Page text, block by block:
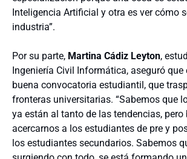
Inteligencia Artificial y otra es ver cómo
industria”.
Por su parte, Martina Cádiz Leyton,
Ingeniería Civil Informática, aseguró que
buena convocatoria estudiantil, que
fronteras universitarias. “Sabemos que
ya están al tanto de las tendencias,
acercarnos a los estudiantes de pre y
los estudiantes secundarios. Sabemos